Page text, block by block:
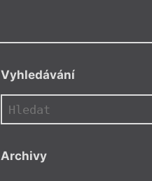
Vyhledávání
Archivy